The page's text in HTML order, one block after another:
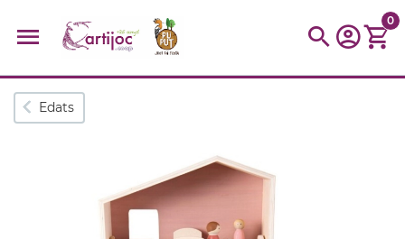
Cerques populars
tinkering kit
0
Edats